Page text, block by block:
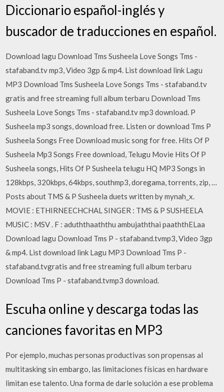
Diccionario español-inglés y
buscador de traducciones en español.
Download lagu Download Tms Susheela Love Songs Tms -
stafaband.tv mp3, Video 3gp & mp4. List download link Lagu
MP3 Download Tms Susheela Love Songs Tms - stafaband.tv
gratis and free streaming full album terbaru Download Tms
Susheela Love Songs Tms - stafaband.tv mp3 download. P
Susheela mp3 songs, download free. Listen or download Tms P
Susheela Songs Free Download music song for free. Hits Of P
Susheela Mp3 Songs Free download, Telugu Movie Hits Of P
Susheela songs, Hits Of P Susheela telugu HQ MP3 Songs in
128kbps, 320kbps, 64kbps, southmp3, doregama, torrents, zip, …
Posts about TMS & P Susheela duets written by mynah_x.
MOVIE : ETHIRNEECHCHAL SINGER : TMS & P SUSHEELA
MUSIC : MSV . F : aduththaaththu ambujaththai paaththELaa
Download lagu Download Tms P - stafaband.tvmp3, Video 3gp
& mp4. List download link Lagu MP3 Download Tms P -
stafaband.tvgratis and free streaming full album terbaru
Download Tms P - stafaband.tvmp3 download.
Escuha online y descarga todas las
canciones favoritas en MP3
Por ejemplo, muchas personas productivas son propensas al
multitasking sin embargo, las limitaciones físicas en hardware
limitan ese talento. Una forma de darle solución a ese problema